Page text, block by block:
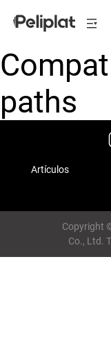
paths
Artículos
Copyright
Co., Ltd.